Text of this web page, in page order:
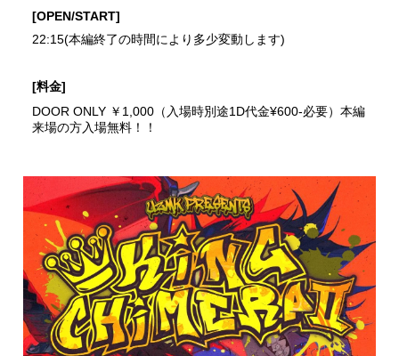
[OPEN/START]
22:15(本編終了の時間により多少変動します)
[料金]
DOOR ONLY ￥1,000（入場時別途1D代金¥600-必要）本編
来場の方入場無料！！